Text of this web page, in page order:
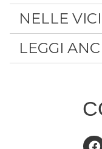
NELLE
LEGGI